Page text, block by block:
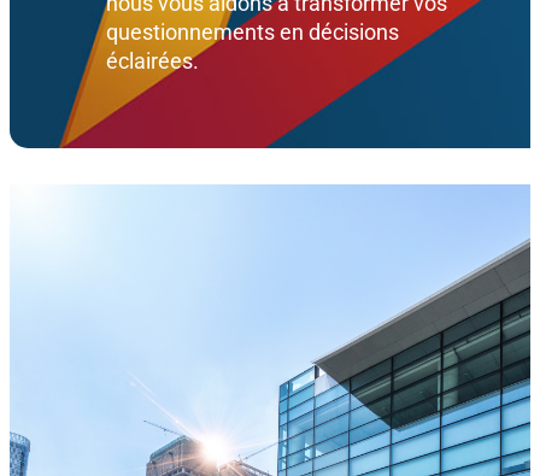
questionnements en décisions
éclairées.